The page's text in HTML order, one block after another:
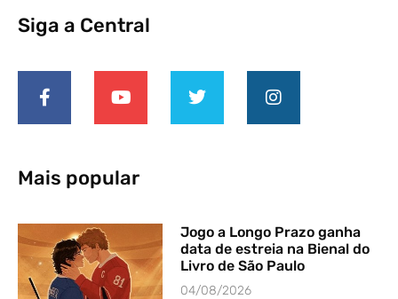
Siga a Central
Mais popular
Jogo a Longo Prazo ganha
data de estreia na Bienal do
Livro de São Paulo
04/08/2026